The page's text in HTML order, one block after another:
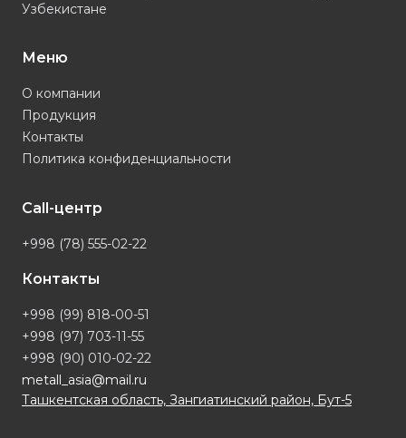
Узбекистане
Меню
О компании
Продукция
Контакты
Политика конфиденциальности
Call-центр
+998 (78) 555-02-22
Контакты
+998 (99) 818-00-51
+998 (97) 703-11-55
+998 (90) 010-02-22
metall_asia@mail.ru
Ташкентская область, Зангиатинский район, Бут-5